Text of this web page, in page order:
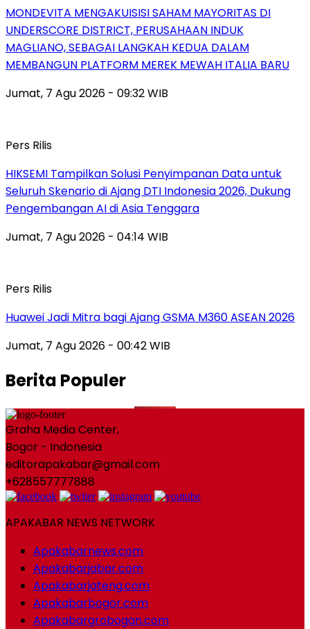
MONDEVITA MENGAKUISISI SAHAM MAYORITAS DI
UNDERSCORE DISTRICT, PERUSAHAAN INDUK
MAGLIANO, SEBAGAI LANGKAH KEDUA DALAM
MEMBANGUN PLATFORM MEREK MEWAH ITALIA BARU
Jumat, 7 Agu 2026 - 09:32 WIB
Pers Rilis
HIKSEMI Tampilkan Solusi Penyimpanan Data untuk
Seluruh Skenario di Ajang DTI Indonesia 2026, Dukung
Pengembangan AI di Asia Tenggara
Jumat, 7 Agu 2026 - 04:14 WIB
Pers Rilis
Huawei Jadi Mitra bagi Ajang GSMA M360 ASEAN 2026
Jumat, 7 Agu 2026 - 00:42 WIB
Berita Populer
Graha Media Center,
Bogor - Indonesia
editorapakabar@gmail.com
+628557777888
APAKABAR NEWS NETWORK
Apakabarnews.com
Apakabarjabar.com
Apakabarjateng.com
Apakabarbogor.com
Apakabargrobogan.com